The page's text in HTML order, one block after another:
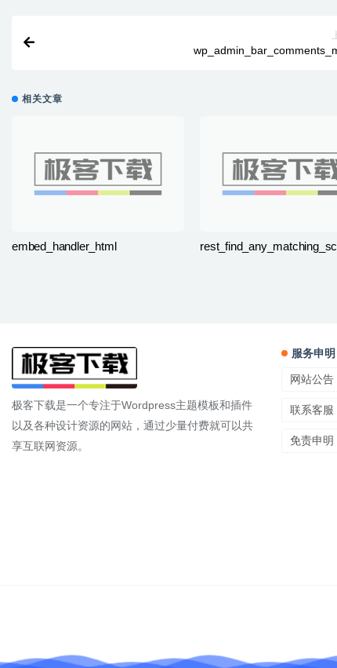
相关文章
embed_handler_html
极客下载是一个专注于Wordpress主题模板和插件
以及各种设计资源的网站，通过少量付费就可以共
享互联网资源。
服务申明
网站公告
联系客服
免责申明